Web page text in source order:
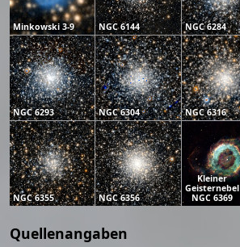
Minkowski 3-9 NGC 6144 NGC 6284
NGC 6293 NGC 6304 NGC 6316
NGC 6355 NGC 6356
Kleiner
Geisternebel
NGC 6369
Quellenangaben